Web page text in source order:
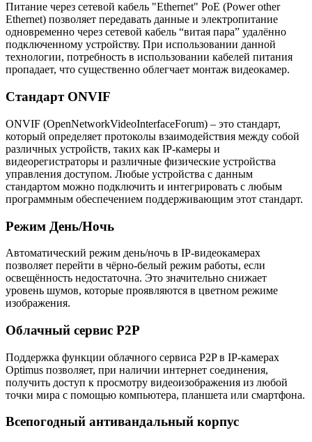
Питание через сетевой кабель "Ethernet" PoE (Power other
Ethernet) позволяет передавать данные и электропитание
одновременно через сетевой кабель “витая пара” удалённо
подключенному устройству. При использовании данной
технологии, потребность в использовании кабелей питания
пропадает, что существенно облегчает монтаж видеокамер.
Стандарт ONVIF
ONVIF (OpenNetworkVideoInterfaceForum) – это стандарт,
который определяет протоколы взаимодействия между собой
различных устройств, таких как IP-камеры и
видеорегистраторы и различные физические устройства
управления доступом. Любые устройства с данным
стандартом можно подключить и интегрировать с любым
программным обеспечением поддерживающим этот стандарт.
Режим День/Ночь
Автоматический режим день/ночь в IP-видеокамерах
позволяет перейти в чёрно-белый режим работы, если
освещённость недостаточна. Это значительно снижает
уровень шумов, которые проявляются в цветном режиме
изображения.
Облачный сервис P2P
Поддержка функции облачного сервиса P2P в IP-камерах
Optimus позволяет, при наличии интернет соединения,
получить доступ к просмотру видеоизображения из любой
точки мира с помощью компьютера, планшета или смартфона.
Всепогодный антивандальный корпус